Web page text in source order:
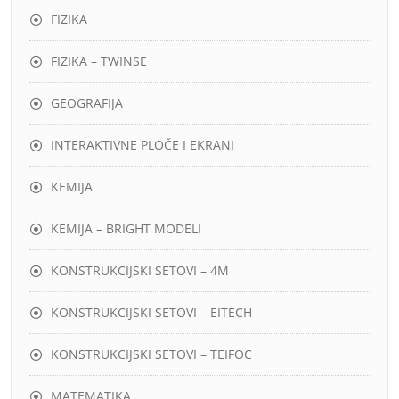
FIZIKA
FIZIKA – TWINSE
GEOGRAFIJA
INTERAKTIVNE PLOČE I EKRANI
KEMIJA
KEMIJA – BRIGHT MODELI
KONSTRUKCIJSKI SETOVI – 4M
KONSTRUKCIJSKI SETOVI – EITECH
KONSTRUKCIJSKI SETOVI – TEIFOC